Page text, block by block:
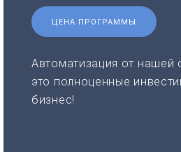
ЦЕНА ПРОГРАММЫ
Автоматизация от нашей
это полноценные
бизнес!